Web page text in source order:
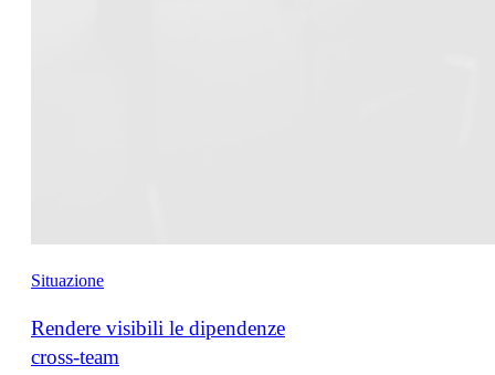
Situazione
Rendere visibili le dipendenze
cross-team